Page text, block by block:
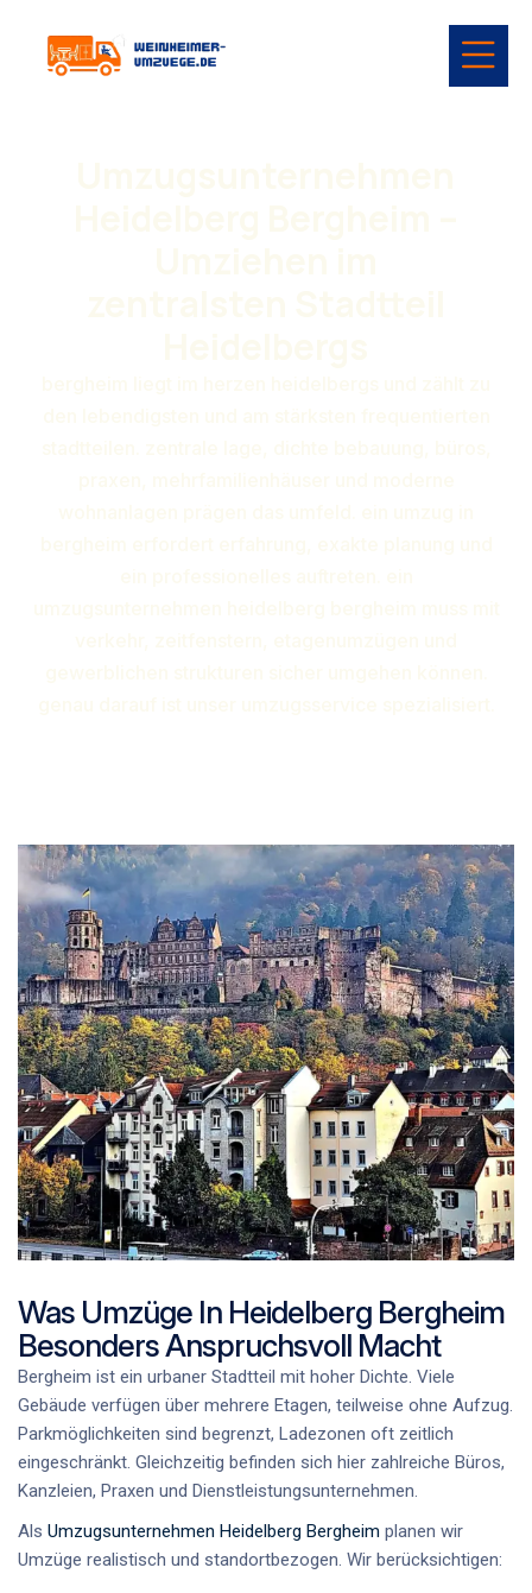
Was Umzüge In Heidelberg Bergheim
Besonders Anspruchsvoll Macht
Bergheim ist ein urbaner Stadtteil mit hoher Dichte. Viele
Gebäude verfügen über mehrere Etagen, teilweise ohne Aufzug.
Parkmöglichkeiten sind begrenzt, Ladezonen oft zeitlich
eingeschränkt. Gleichzeitig befinden sich hier zahlreiche Büros,
Kanzleien, Praxen und Dienstleistungsunternehmen.
Als Umzugsunternehmen Heidelberg Bergheim planen wir
Umzüge realistisch und standortbezogen. Wir berücksichtigen: